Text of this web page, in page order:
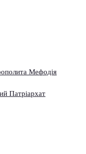
Мефодія
Патріархат